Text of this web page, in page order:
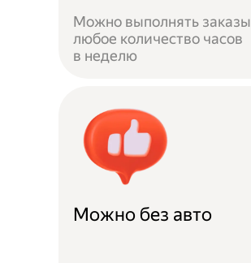
Можно выполнять заказы
любое количество часов
в неделю
Можно без авто